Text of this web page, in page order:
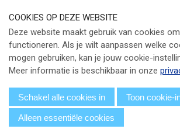
Our Phone Number:
033 - 247 34 66 Our Email Address:
info@eicpc.nl
Actueel
Public
Permanente
TPC Online
COOKIES OP DEZE WEBSITE
Deze website maakt gebruik van cookies
functioneren. Als je wilt aanpassen welke
mogen gebruiken, kan je jouw cookie-
Meer informatie is beschikbaar in onze
Schakel alle cookies in Toon cookie-
Alleen essentiële cookies